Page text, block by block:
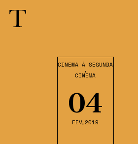
CINEMA À SEGUNDA
,
CINEMA
04
FEV,2019